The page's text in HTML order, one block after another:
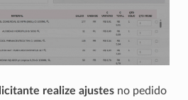
realize ajustesno pedido